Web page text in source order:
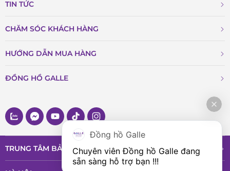
TIN TỨC
CHĂM SÓC KHÁCH HÀNG
HƯỚNG DẪN MUA HÀNG
ĐỒNG HỒ GALLE
TRUNG TÂM BẢO HÀNH VÀ DỊCH VỤ
Đồng hồ Galle
Chuyên viên Đồng hồ Galle đang
sẵn sàng hỗ trợ bạn !!!